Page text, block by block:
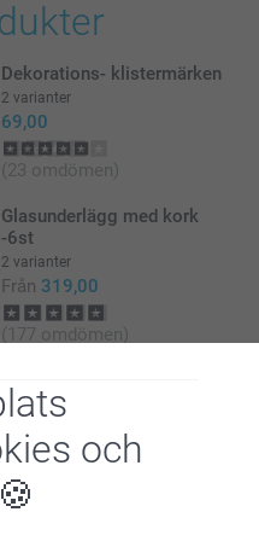
och
Dekorations- klistermärken
2 varianter
69,00
(23 omdömen)
Glasunderlägg med kork
-6st
2 varianter
Från 319,00
(177 omdömen)